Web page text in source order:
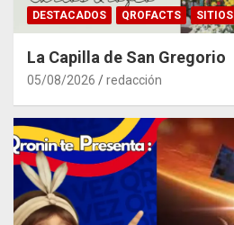
DESTACADOS QROFACTS SITIOS
La Capilla de San Gregorio
05/08/2026 redacción